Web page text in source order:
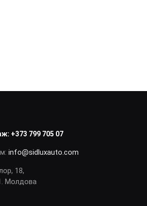
+373 799 705 07
info@sidluxauto.com
18,
Молдова